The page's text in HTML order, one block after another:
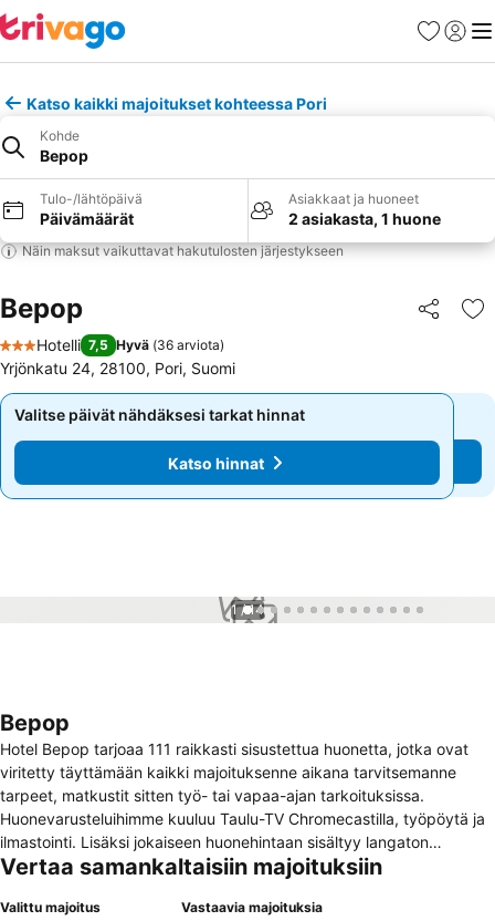
Suosikit
Katso kaikki majoitukset kohteessa Pori
Kohde
Bepop
Tulo-/lähtöpäivä
Päivämäärät
Asiakkaat ja huoneet
2 asiakasta, 1 huone
Näin maksut vaikuttavat hakutulosten järjestykseen
Bepop Jaa
3 Tähtiluokitus
Hotelli 7,5 Hyvä (36 arviota)
Yrjönkatu 24, 28100, Pori, Suomi
Valitse päivät nähdäksesi tarkat hinnat
Katso hinnat
Valitse päivät nähdäksesi tarkat hinnat
Katso hinnat
1 / 14
Bepop
Hotel Bepop tarjoaa 111 raikkasti sisustettua huonetta, jotka ovat
viritetty täyttämään kaikki majoituksenne aikana tarvitsemanne
tarpeet, matkustit sitten työ- tai vapaa-ajan tarkoituksissa.
Huonevarusteluihimme kuuluu Taulu-TV Chromecastilla, työpöytä ja
ilmastointi. Lisäksi jokaiseen huonehintaan sisältyy langaton
asiakasverkko sekä runsas buffet-aamiainen. Hotel Bepop on nuori
Porin kaupungin keskustassa. Ovesta ulosastuttuasi olet kivenheiton
Vertaa samankaltaisiin majoituksiin
Valittu majoitus Vastaavia majoituksia